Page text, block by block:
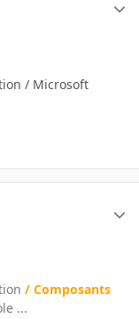
/ Microsoft
/ Composants
...